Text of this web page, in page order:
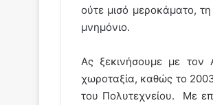
ούτε μισό μεροκάματο,
μνημόνιο.
Ας ξεκινήσουμε με τον
χωροταξία, καθώς το
του Πολυτεχνείου. Με